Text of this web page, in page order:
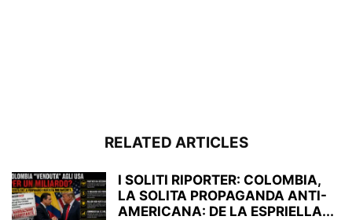
RELATED ARTICLES
I SOLITI RIPORTER: COLOMBIA,
LA SOLITA PROPAGANDA ANTI-
AMERICANA: DE LA ESPRIELLA...